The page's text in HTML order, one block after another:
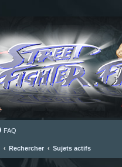
FAQ
Rechercher Sujets actifs